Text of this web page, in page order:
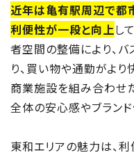
近年は亀有駅周辺で都
利便性が一段と向上し
者空間の整備により、
り、買い物や通勤がより
商業施設を組み合わせ
全体の安心感やブラン
東和エリアの魅力は、利